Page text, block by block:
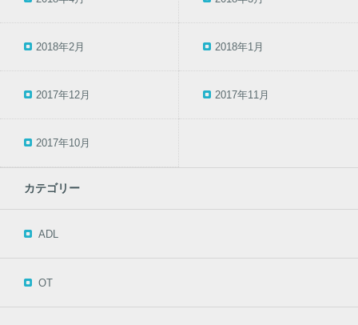
2018年2月 2018年1月
2017年12月 2017年11月
2017年10月
カテゴリー
ADL
OT